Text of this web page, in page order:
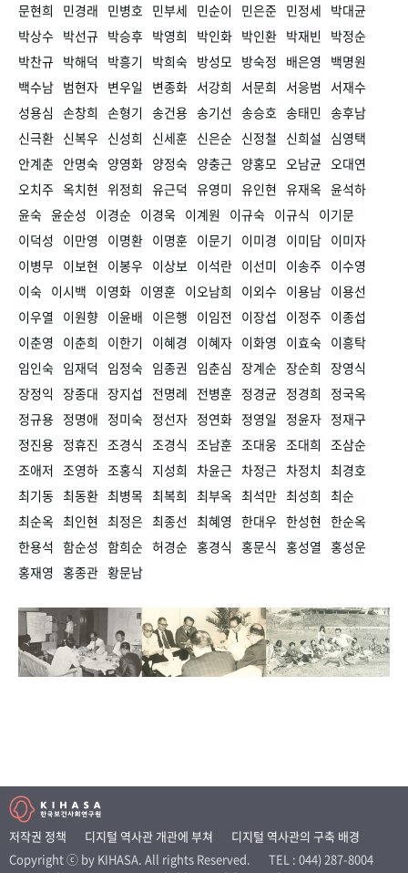
문현희
민경래 민병호 민부세 민순이 민은준 민정세 박대균
박상수 박선규 박승후 박영희 박인화 박인환 박재빈
박정순
박찬규 박해덕 박흥기 박희숙 방성모 방숙정 배은영
백명원
백수남 범현자 변우일 변종화 서강희 서문희 서응범
서재수
성용심 손창희 손형기 송건용 송기선 송승호 송태민 송후남
신극환 신복우 신성희 신세훈 신은순 신정철 신희설
심영택
안계춘 안명숙 양영화 양정숙 양충근 양홍모 오남균 오대연
오치주 옥치현 위정희 유근덕 유영미 유인현 유재옥 윤석하
윤숙 윤순성 이경순 이경욱 이계원 이규숙 이규식
이기문
이덕성
이만영 이명환 이명훈 이문기 이미경 이미담 이미자
이병무 이보현 이봉우 이상보 이석란 이선미 이송주 이수영
이숙 이시백 이영화 이영훈 이오남희 이외수 이용남 이용선
이우열
이원향 이윤배 이은행 이임전 이장섭 이정주 이종섭
이춘영
이춘희 이한기 이혜경 이혜자 이화영 이효숙 이흥탁
임인숙 임재덕 임정숙 임종권 임춘심 장계순 장순희 장영식
장정익 장종대 장지섭 전명례 전병훈 정경균 정경희
정국옥
정규용 정명애 정미숙 정선자 정연화 정영일 정윤자 정재구
정진용 정휴진 조경식 조경식 조남훈 조대웅 조대희 조삼순
조애저 조영하 조홍식 지성희 차윤근 차정근 차정치 최경호
최기동 최동환 최병목 최복희 최부옥 최석만 최성희 최순
최순옥 최인현 최정은 최종선 최혜영 한대우 한성현 한순옥
한용석 함순성 함희순 허경순 홍경식 홍문식 홍성열 홍성운
홍재영 홍종관 황문남
저작권 정책 디지털 역사관 개관에 부쳐
디지털 역사관의 구축 배경
Copyright ⓒ by KIHASA. All rights Reserved.
TEL : 044) 287-8004